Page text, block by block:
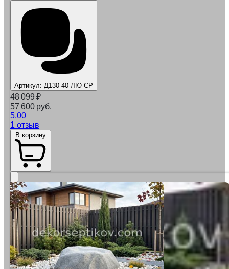
Артикул: Д130-40-ЛЮ-СР
48 099 ₽
57 600 руб.
5.00
1 отзыв